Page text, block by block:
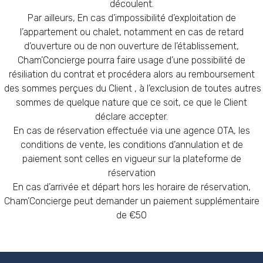
découlent.
Par ailleurs, En cas d’impossibilité d’exploitation de
l’appartement ou chalet, notamment en cas de retard
d’ouverture ou de non ouverture de l’établissement,
Cham’Concierge pourra faire usage d’une possibilité de
résiliation du contrat et procédera alors au remboursement
des sommes perçues du Client , à l’exclusion de toutes autres
sommes de quelque nature que ce soit, ce que le Client
déclare accepter.
En cas de réservation effectuée via une agence OTA, les
conditions de vente, les conditions d’annulation et de
paiement sont celles en vigueur sur la plateforme de
réservation
En cas d’arrivée et départ hors les horaire de réservation,
Cham’Concierge peut demander un paiement supplémentaire
de €50